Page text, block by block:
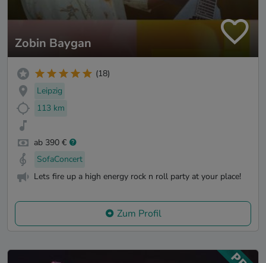
Zobin Baygan
(18)
Leipzig
113 km
ab 390 €
SofaConcert
Lets fire up a high energy rock n roll party at your place!
Zum Profil